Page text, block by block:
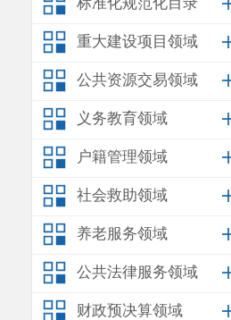
重大建设项目领域
公共资源交易领域
义务教育领域
户籍管理领域
社会救助领域
养老服务领域
公共法律服务领域
财政预决算领域